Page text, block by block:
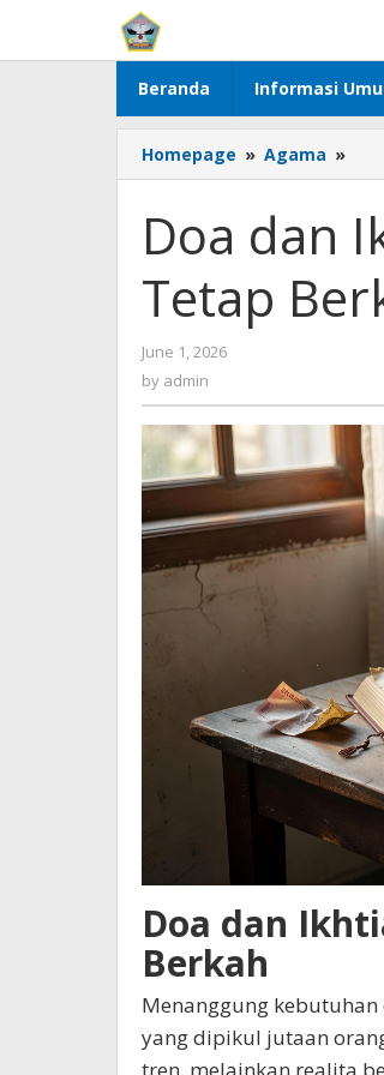
content
Beranda Informasi
Homepage » Agama »
dan
Agar
Doa dan
Tetap
June 1, 2026
by admin
Doa dan
Berkah
Menanggung
yang dipikul jutaan